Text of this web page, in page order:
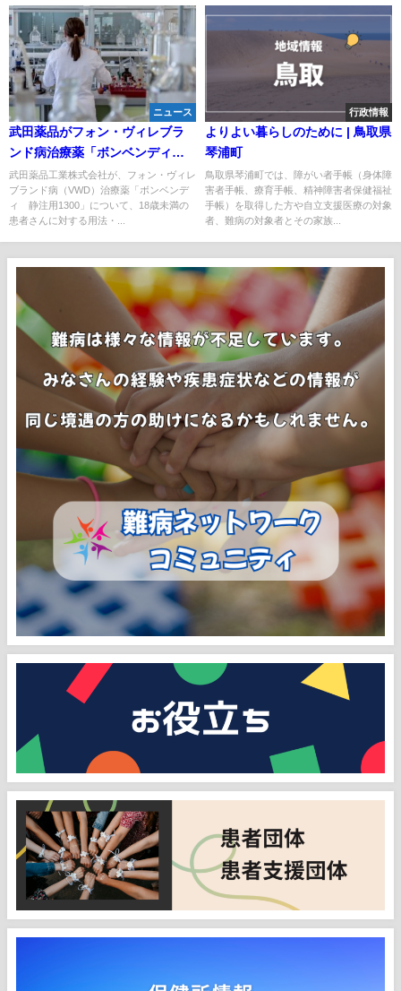
ニュース
武田薬品がフォン・ヴィレブラ
ンド病治療薬「ボンベンディ」
の18歳未満適応拡大を申請
武田薬品工業株式会社が、フォン・ヴィレ
ブランド病（VWD）治療薬「ボンベンデ
ィ®静注用1300」について、18歳未満の
患者さんに対する用法・...
行政情報
よりよい暮らしのために | 鳥取県
琴浦町
鳥取県琴浦町では、障がい者手帳（身体障
害者手帳、療育手帳、精神障害者保健福祉
手帳）を取得した方や自立支援医療の対象
者、難病の対象者とその家族...